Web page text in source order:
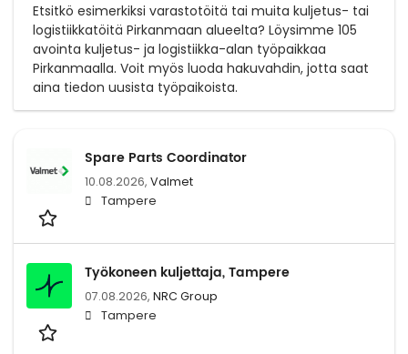
Etsitkö esimerkiksi varastotöitä tai muita kuljetus- tai
logistiikkatöitä Pirkanmaan alueelta? Löysimme 105
avointa kuljetus- ja logistiikka-alan työpaikkaa
Pirkanmaalla. Voit myös luoda hakuvahdin, jotta saat
aina tiedon uusista työpaikoista.
Spare Parts Coordinator
10.08.2026, Valmet
Tampere
Työkoneen kuljettaja, Tampere
07.08.2026, NRC Group
Tampere